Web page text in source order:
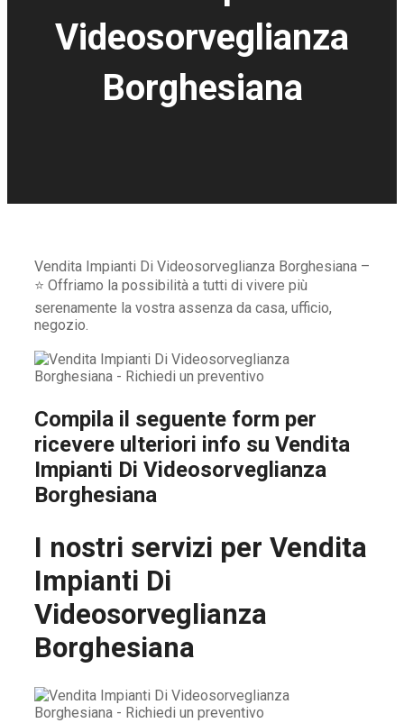
Videosorveglianza
Borghesiana
Vendita Impianti Di Videosorveglianza Borghesiana –
⭐ Offriamo la possibilità a tutti di vivere più
serenamente la vostra assenza da casa, ufficio,
negozio.
Compila il seguente form per
ricevere ulteriori info su Vendita
Impianti Di Videosorveglianza
Borghesiana
I nostri servizi per Vendita
Impianti Di
Videosorveglianza
Borghesiana